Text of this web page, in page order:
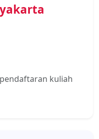
kuliah